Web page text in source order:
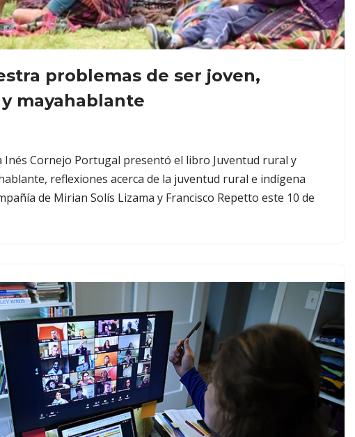
problemas de ser joven,
mayahablante
Inés Cornejo Portugal presentó el libro Juventud rural y
reflexiones acerca de la juventud rural e indígena
de Mirian Solís Lizama y Francisco Repetto este 10 de